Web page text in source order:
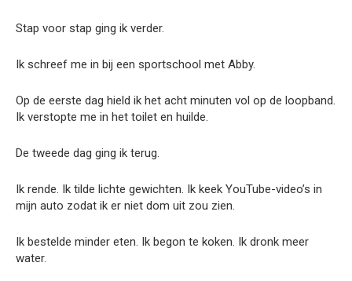
Stap voor stap ging ik verder.
Ik schreef me in bij een sportschool met Abby.
Op de eerste dag hield ik het acht minuten vol op de loopband.
Ik verstopte me in het toilet en huilde.
De tweede dag ging ik terug.
Ik rende. Ik tilde lichte gewichten. Ik keek YouTube-video’s in
mijn auto zodat ik er niet dom uit zou zien.
Ik bestelde minder eten. Ik begon te koken. Ik dronk meer
water.